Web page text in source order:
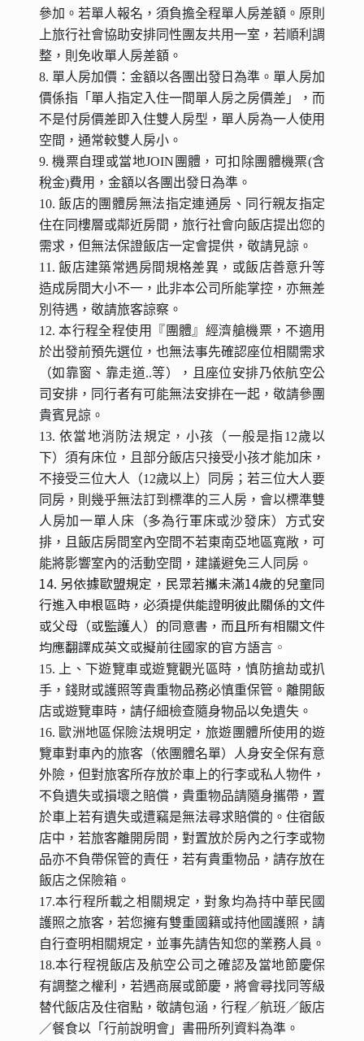
參加。若單人報名，須負擔全程單人房差額。原則
上旅行社會協助安排同性團友共用一室，若順利調
整，則免收單人房差額。
8. 單人房加價：金額以各團出發日為準。 單人房加
價係指「單人指定入住一間單人房之房價差」，而
不是付房價差即入住雙人房型，單人房為一人使用
空間，通常較雙人房小。
9. 機票自理或當地JOIN團體，可扣除團體機票(含
稅金)費用 ， 金額以各團出發日為準。
10. 飯店的團體房無法指定連通房、同行親友指定
住在同樓層或鄰近房間，旅行社會向飯店提出您的
需求，但無法保證飯店一定會提供，敬請見諒。
11. 飯店建築常遇房間規格差異，或飯店善意升等
造成房間大小不一，此非本公司所能掌控，亦無差
別待遇，敬請旅客諒察。
12. 本行程全程使用『團體』經濟艙機票，不適用
於出發前預先選位，也無法事先確認座位相關需求
（如靠窗、靠走道..等），且座位安排乃依航空公
司安排，同行者有可能無法安排在一起，敬請參團
貴賓見諒。
13. 依當地消防法規定，小孩（一般是指12歲以
下）須有床位，且部分飯店只接受小孩才能加床，
不接受三位大人（12歲以上）同房；若三位大人要
同房，則幾乎無法訂到標準的三人房，會以標準雙
人房加一單人床（多為行軍床或沙發床）方式安
排，且飯店房間室內空間不若東南亞地區寬敞，可
能將影響室內的活動空間，建議避免三人同房。
14. 另依據歐盟規定，民眾若攜未滿14歲的兒童同
行進入申根區時，必須提供能證明彼此關係的文件
或父母（或監護人）的同意書，而且所有相關文件
均應翻譯成英文或擬前往國家的官方語言。
15. 上、下遊覽車或遊覽觀光區時，慎防搶劫或扒
手，錢財或護照等貴重物品務必慎重保管。離開飯
店或遊覽車時，請仔細檢查隨身物品以免遺失。
16. 歐洲地區保險法規明定，旅遊團體所使用的遊
覽車對車內的旅客（依團體名單）人身安全保有意
外險，但對旅客所存放於車上的行李或私人物件，
不負遺失或損壞之賠償，貴重物品請隨身攜帶，置
於車上若有遺失或遭竊是無法尋求賠償的。住宿飯
店中，若旅客離開房間，對置放於房內之行李或物
品亦不負帶保管的責任，若有貴重物品，請存放在
飯店之保險箱。
17.本行程所載之相關規定，對象均為持中華民國
護照之旅客，若您擁有雙重國籍或持他國護照，請
自行查明相關規定，並事先請告知您的業務人員。
18.本行程視飯店及航空公司之確認及當地節慶保
有調整之權利，若遇商展或節慶，將會尋找同等級
替代飯店及住宿點，敬請包涵，行程／航班／飯店
／餐食以「行前說明會」書冊所列資料為準。